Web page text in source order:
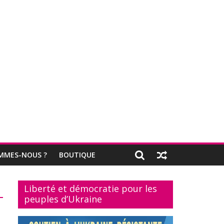
NOUS ? BOUTIQUE
Liberté et démocratie pour les
peuples d’Ukraine